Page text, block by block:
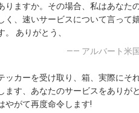
りますか。その場合、私はあなた
く、速いサービスについて言って
。 ありがとう、
—— アルバート米国
ッカーを受け取り、箱、実際にそ
ます、あなたのサービスをありがと
やがて再度命令します!